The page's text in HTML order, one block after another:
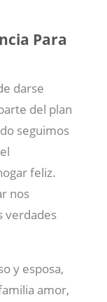
Para
darse
del plan
seguimos
feliz.
nos
verdades
y esposa,
amor,